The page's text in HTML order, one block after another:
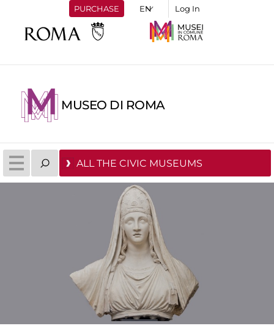
PURCHASE Log In
MUSEO DI ROMA
ALL THE CIVIC MUSEUMS